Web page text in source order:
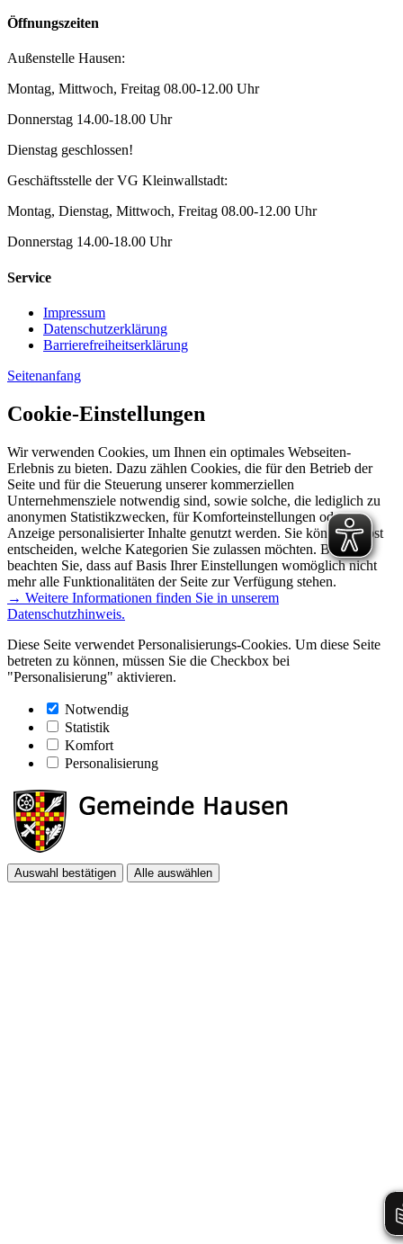
Öffnungszeiten
Außenstelle Hausen:
Montag, Mittwoch, Freitag 08.00-12.00 Uhr
Donnerstag 14.00-18.00 Uhr
Dienstag geschlossen!
Geschäftsstelle der VG Kleinwallstadt:
Montag, Dienstag, Mittwoch, Freitag 08.00-12.00 Uhr
Donnerstag 14.00-18.00 Uhr
Service
Impressum
Datenschutzerklärung
Barrierefreiheitserklärung
Seitenanfang
Cookie-Einstellungen
Wir verwenden Cookies, um Ihnen ein optimales Webseiten-
Erlebnis zu bieten. Dazu zählen Cookies, die für den Betrieb der
Seite und für die Steuerung unserer kommerziellen
Unternehmensziele notwendig sind, sowie solche, die lediglich zu
anonymen Statistikzwecken, für Komforteinstellungen oder zur
Anzeige personalisierter Inhalte genutzt werden. Sie können selbst
entscheiden, welche Kategorien Sie zulassen möchten. Bitte
beachten Sie, dass auf Basis Ihrer Einstellungen womöglich nicht
mehr alle Funktionalitäten der Seite zur Verfügung stehen.
→ Weitere Informationen finden Sie in unserem
Datenschutzhinweis.
Diese Seite verwendet Personalisierungs-Cookies. Um diese Seite
betreten zu können, müssen Sie die Checkbox bei
"Personalisierung" aktivieren.
Notwendig
Statistik
Komfort
Personalisierung
Auswahl bestätigen Alle auswählen